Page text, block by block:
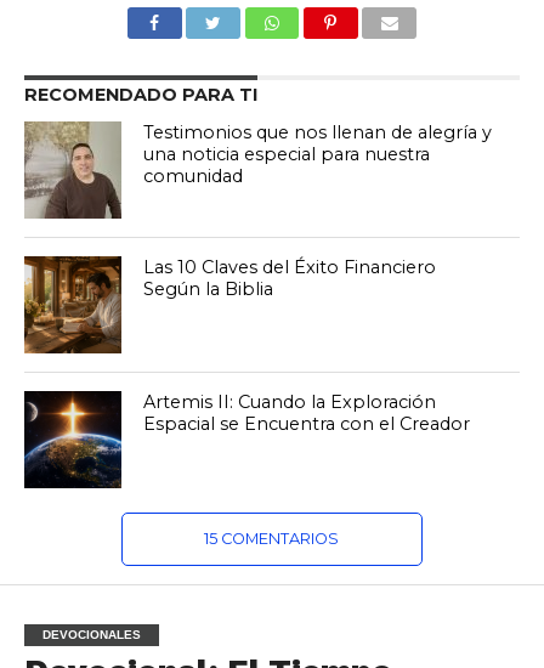
RECOMENDADO PARA TI
Testimonios que nos llenan de alegría y
una noticia especial para nuestra
comunidad
Las 10 Claves del Éxito Financiero
Según la Biblia
Artemis II: Cuando la Exploración
Espacial se Encuentra con el Creador
15 COMENTARIOS
DEVOCIONALES